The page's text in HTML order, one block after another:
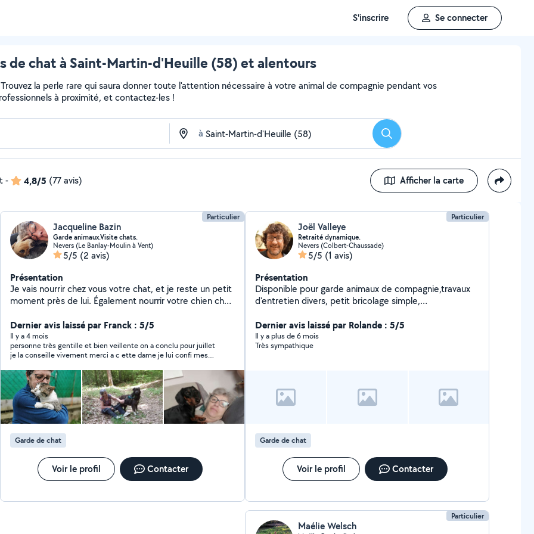
S'inscrire Se connecter
de chat à Saint-Martin-d'Heuille (58) et alentours
la perle rare qui saura donner toute l'attention nécessaire à votre animal de compagnie pendant vos
à proximité, et contactez-les !
à Rechercher
- 4,8/5 (77 avis) Afficher la carte
Particulier
Jacqueline Bazin
Garde animaux.Visite chats.
Nevers (Le Banlay-Moulin à Vent)
5/5 (2 avis)
Présentation
Je vais nourrir chez vous votre chat, et je reste un petit
moment près de lui. Également nourrir votre chien chez
votre chien chez moi s'il est ok avec les chats
Dernier avis laissé par Franck : 5/5
Il y a 4 mois
personne très gentille et bien veillente on a conclu pour juillet
je la conseille vivement merci a c ette dame je lui confi mes
Garde de chat
Voir le profil Contacter
Particulier
Joël Valleye
Retraité dynamique.
Nevers (Colbert-Chaussade)
5/5 (1 avis)
Présentation
Disponible pour garde animaux de compagnie,travaux
d'entretien divers, petit bricolage simple,
Dernier avis laissé par Rolande : 5/5
Il y a plus de 6 mois
Très sympathique
Garde de chat
Voir le profil Contacter
Particulier
Maélie Welsch